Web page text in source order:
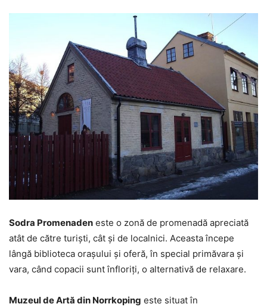
Sodra Promenaden este o zonă de promenadă apreciată
atât de către turiști, cât și de localnici. Aceasta începe
lângă biblioteca orașului și oferă, în special primăvara și
vara, când copacii sunt înfloriți, o alternativă de relaxare.
Muzeul de Artă din Norrkoping este situat în